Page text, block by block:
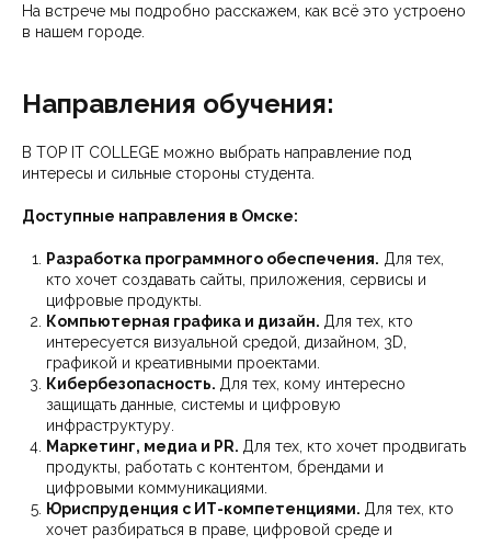
На встрече мы подробно расскажем, как всё это устроено
в нашем городе.
Направления обучения:
В TOP IT COLLEGE можно выбрать направление под
интересы и сильные стороны студента.
Доступные направления в Омске:
Разработка программного обеспечения. Для тех,
кто хочет создавать сайты, приложения, сервисы и
цифровые продукты.
Компьютерная графика и дизайн. Для тех, кто
интересуется визуальной средой, дизайном, 3D,
графикой и креативными проектами.
Кибербезопасность. Для тех, кому интересно
защищать данные, системы и цифровую
инфраструктуру.
Маркетинг, медиа и PR. Для тех, кто хочет продвигать
продукты, работать с контентом, брендами и
цифровыми коммуникациями.
Юриспруденция с ИТ-компетенциями. Для тех, кто
хочет разбираться в праве, цифровой среде и